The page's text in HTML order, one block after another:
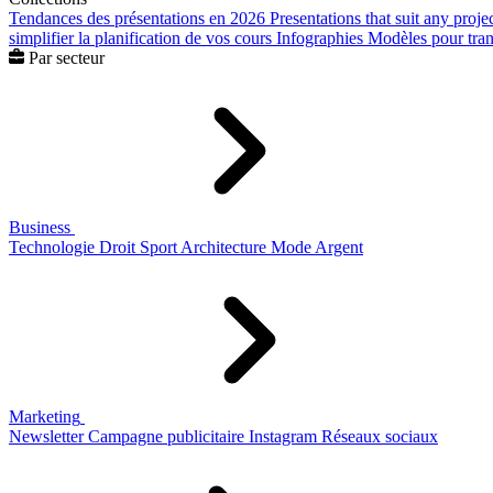
Tendances des présentations en 2026 Presentations that suit any
simplifier la planification de vos cours Infographies Modèles pour
Par secteur
Business
Technologie Droit Sport Architecture Mode Argent
Marketing
Newsletter Campagne publicitaire Instagram Réseaux sociaux